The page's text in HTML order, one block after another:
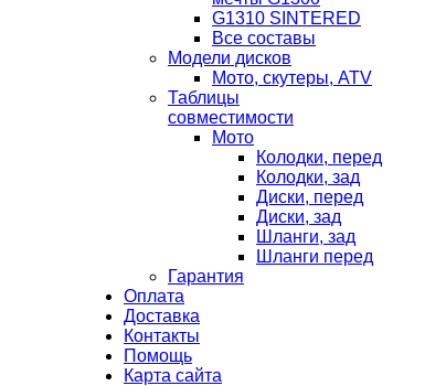
G1310 SINTERED
Все составы
Модели дисков
Мото, скутеры, ATV
Таблицы
совместимости
Мото
Колодки, перед
Колодки, зад
Диски, перед
Диски, зад
Шланги, зад
Шланги перед
Гарантия
Оплата
Доставка
Контакты
Помощь
Карта сайта